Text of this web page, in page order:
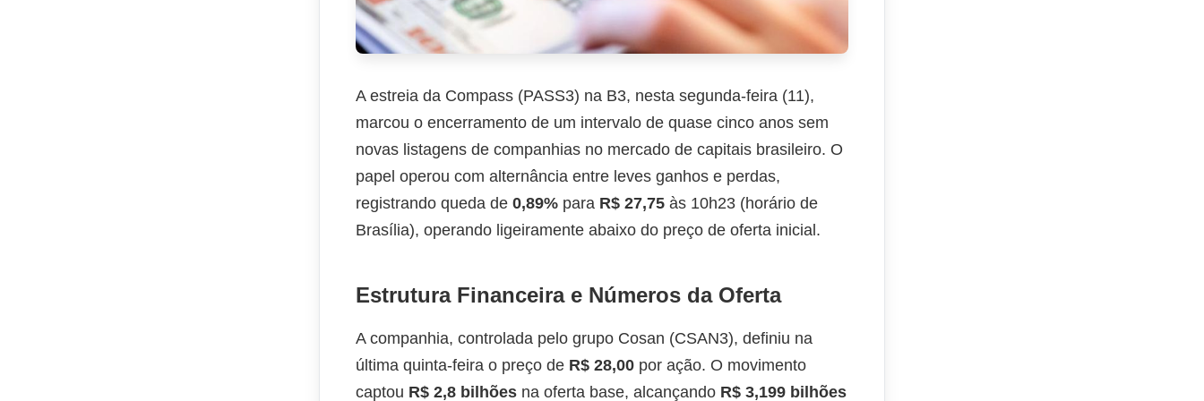
A estreia da Compass (PASS3) na B3, nesta segunda-feira (11),
marcou o encerramento de um intervalo de quase cinco anos sem
novas listagens de companhias no mercado de capitais brasileiro. O
papel operou com alternância entre leves ganhos e perdas,
registrando queda de 0,89% para R$ 27,75 às 10h23 (horário de
Brasília), operando ligeiramente abaixo do preço de oferta inicial.
Estrutura Financeira e Números da Oferta
A companhia, controlada pelo grupo Cosan (CSAN3), definiu na
última quinta-feira o preço de R$ 28,00 por ação. O movimento
captou R$ 2,8 bilhões na oferta base, alcançando R$ 3,199 bilhões